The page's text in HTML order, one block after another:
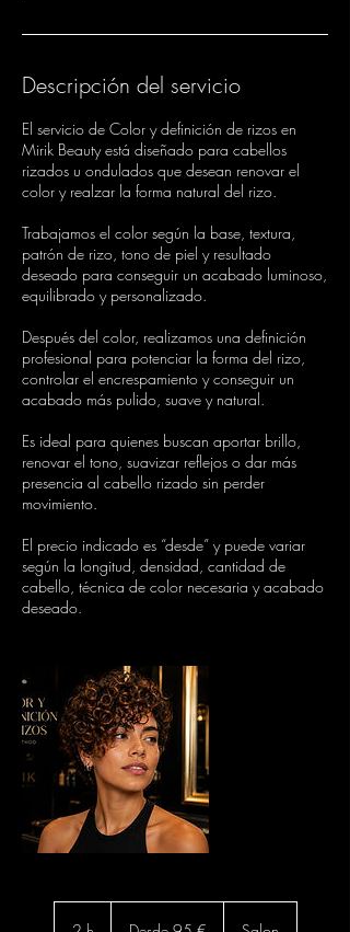
Descripción del servicio
El servicio de Color y definición de rizos en
Mirik Beauty está diseñado para cabellos
rizados u ondulados que desean renovar el
color y realzar la forma natural del rizo.
Trabajamos el color según la base, textura,
patrón de rizo, tono de piel y resultado
deseado para conseguir un acabado luminoso,
equilibrado y personalizado.
Después del color, realizamos una definición
profesional para potenciar la forma del rizo,
controlar el encrespamiento y conseguir un
acabado más pulido, suave y natural.
Es ideal para quienes buscan aportar brillo,
renovar el tono, suavizar reflejos o dar más
presencia al cabello rizado sin perder
movimiento.
El precio indicado es “desde” y puede variar
según la longitud, densidad, cantidad de
cabello, técnica de color necesaria y acabado
deseado.